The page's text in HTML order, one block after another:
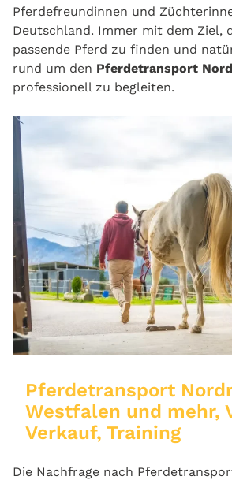
Pferdefreundinnen und
Deutschland. Immer mit dem Ziel,
passende Pferd zu finden und
rund um den Pferdetransport
professionell zu begleiten.
Pferdetransport
Westfalen und mehr,
Verkauf, Training
Die Nachfrage nach